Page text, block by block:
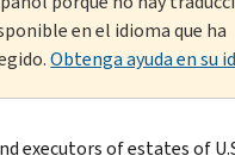
en el idioma que ha
Obtenga ayuda en su
executors of estates of